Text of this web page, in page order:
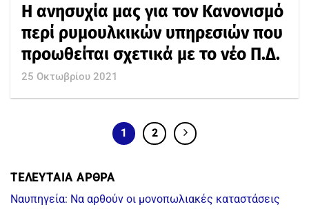
H ανησυχία μας για τον Κανονισμό
περί ρυμουλκικών υπηρεσιών που
προωθείται σχετικά με το νέο Π.Δ.
25 Οκτωβρίου 2021
1 2
ΤΕΛΕΥΤΑΊΑ ΆΡΘΡΑ
Ναυπηγεία: Να αρθούν οι μονοπωλιακές καταστάσεις